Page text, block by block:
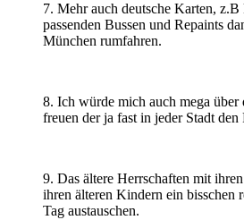
7. Mehr auch deutsche Karten,
passenden Bussen und Repaints
München rumfahren.
8. Ich würde mich auch mega
freuen der ja fast in jeder Stadt
9. Das ältere Herrschaften mit
ihren älteren Kindern ein bisschen
Tag austauschen.